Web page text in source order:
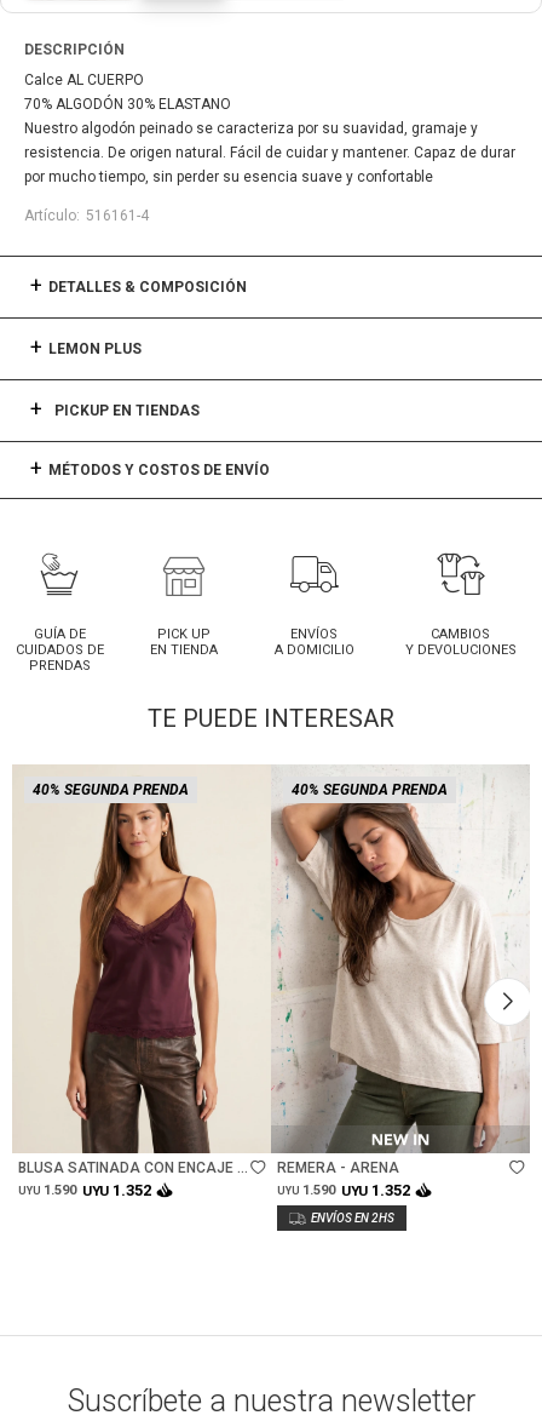
DESCRIPCIÓN
Calce AL CUERPO
70% ALGODÓN 30% ELASTANO
Nuestro algodón peinado se caracteriza por su suavidad, gramaje y
resistencia. De origen natural. Fácil de cuidar y mantener. Capaz de durar
por mucho tiempo, sin perder su esencia suave y confortable
516161-4
DETALLES & COMPOSICIÓN
LEMON PLUS
PICKUP EN TIENDAS
MÉTODOS Y COSTOS DE ENVÍO
GUÍA DE
CUIDADOS DE
PRENDAS
PICK UP
EN TIENDA
ENVÍOS
A DOMICILIO
CAMBIOS
Y DEVOLUCIONES
TE PUEDE INTERESAR
40% SEGUNDA PRENDA
BLUSA SATINADA CON ENCAJE -
BURDEOS
UYU 1.590 UYU 1.352
40% SEGUNDA PRENDA
Talle
REMERA - ARENA
UYU 1.590 UYU 1.352
Suscríbete a nuestra newsletter